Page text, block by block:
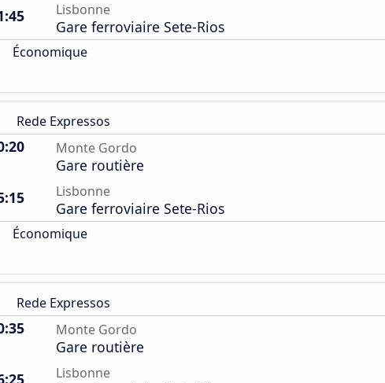
Lisbonne
Gare ferroviaire Sete-Rios
Économique
Rede Expressos
Monte Gordo
Gare routière
Lisbonne
Gare ferroviaire Sete-Rios
Économique
Rede Expressos
Monte Gordo
Gare routière
Lisbonne